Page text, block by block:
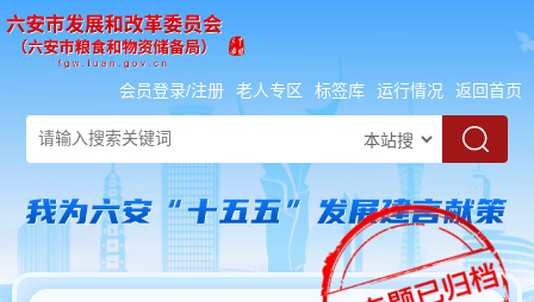
会员登录/注册 老人专区 标签库 运行情况 返回首页